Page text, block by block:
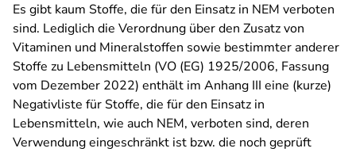
Es gibt kaum Stoffe, die für den Einsatz in NEM verboten
sind. Lediglich die Verordnung über den Zusatz von
Vitaminen und Mineralstoffen sowie bestimmter anderer
Stoffe zu Lebensmitteln (VO (EG) 1925/2006, Fassung
vom Dezember 2022) enthält im Anhang III eine (kurze)
Negativliste für Stoffe, die für den Einsatz in
Lebensmitteln, wie auch NEM, verboten sind, deren
Verwendung eingeschränkt ist bzw. die noch geprüft